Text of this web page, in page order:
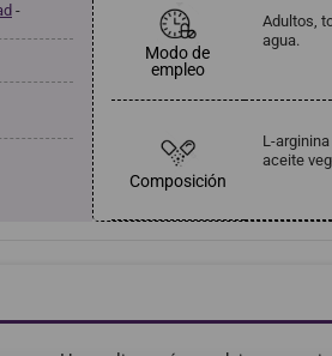
-
Modo de
empleo
Adultos,
agua.
Composición
L-
aceite